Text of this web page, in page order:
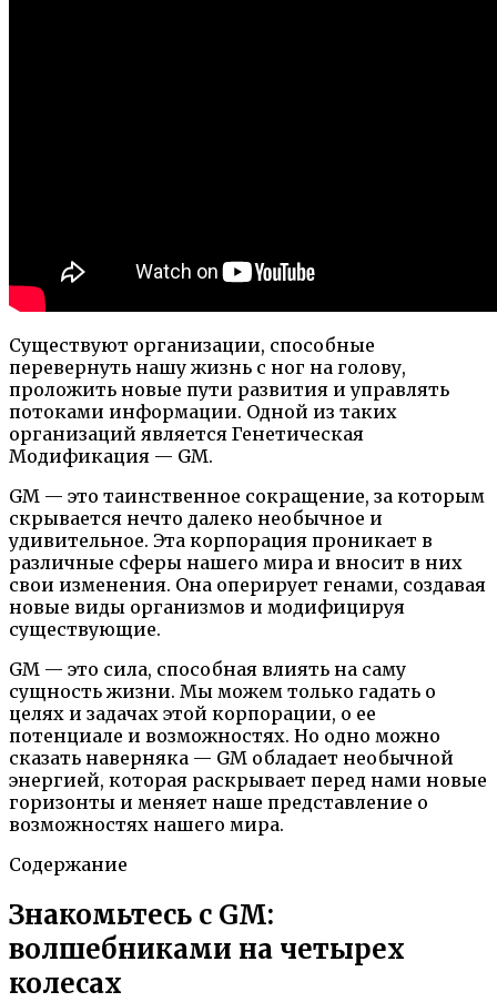
Существуют организации, способные
перевернуть нашу жизнь с ног на голову,
проложить новые пути развития и управлять
потоками информации. Одной из таких
организаций является Генетическая
Модификация — GM.
GM — это таинственное сокращение, за которым
скрывается нечто далеко необычное и
удивительное. Эта корпорация проникает в
различные сферы нашего мира и вносит в них
свои изменения. Она оперирует генами, создавая
новые виды организмов и модифицируя
существующие.
GM — это сила, способная влиять на саму
сущность жизни. Мы можем только гадать о
целях и задачах этой корпорации, о ее
потенциале и возможностях. Но одно можно
сказать наверняка — GM обладает необычной
энергией, которая раскрывает перед нами новые
горизонты и меняет наше представление о
возможностях нашего мира.
Содержание
Знакомьтесь с GM:
волшебниками на четырех
колесах